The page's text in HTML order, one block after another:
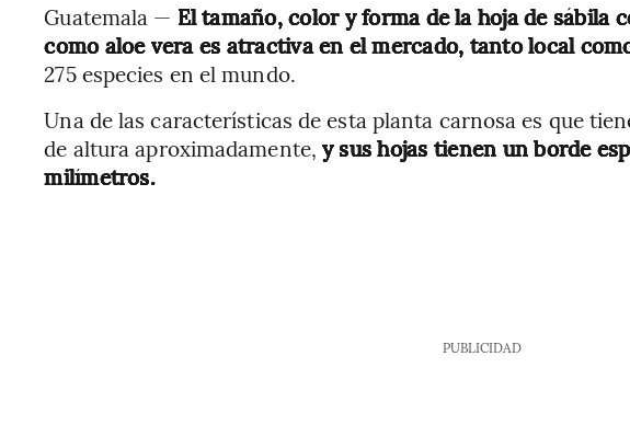
Guatemala — El tamaño, color y forma de la hoja de sábila
como aloe vera es atractiva en el mercado, tanto local
275 especies en el mundo.
Una de las características de esta planta carnosa es que
de altura aproximadamente,y sus hojas tienen un borde
milímetros.
PUBLICIDAD